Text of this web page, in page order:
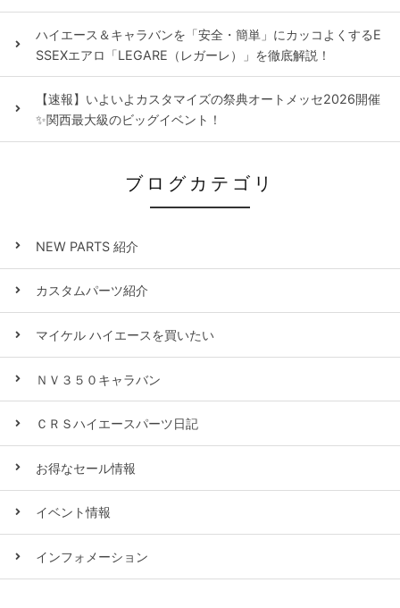
ハイエース＆キャラバンを「安全・簡単」にカッコよくするE
SSEXエアロ「LEGARE（レガーレ）」を徹底解説！
【速報】いよいよカスタマイズの祭典オートメッセ2026開催
✨関西最大級のビッグイベント！
ブログカテゴリ
NEW PARTS 紹介
カスタムパーツ紹介
マイケル ハイエースを買いたい
ＮＶ３５０キャラバン
ＣＲＳハイエースパーツ日記
お得なセール情報
イベント情報
インフォメーション